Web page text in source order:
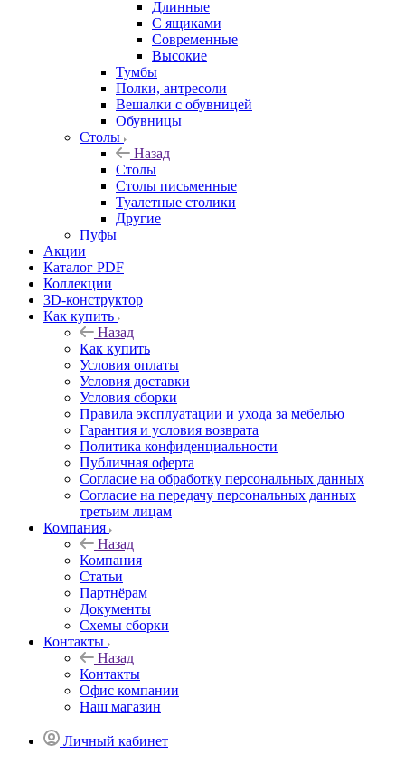
Длинные
С ящиками
Современные
Высокие
Тумбы
Полки, антресоли
Вешалки с обувницей
Обувницы
Столы
Назад
Столы
Столы письменные
Туалетные столики
Другие
Пуфы
Акции
Каталог PDF
Коллекции
3D-конструктор
Как купить
Назад
Как купить
Условия оплаты
Условия доставки
Условия сборки
Правила эксплуатации и ухода за мебелью
Гарантия и условия возврата
Политика конфиденциальности
Публичная оферта
Согласие на обработку персональных данных
Согласие на передачу персональных данных
третьим лицам
Компания
Назад
Компания
Статьи
Партнёрам
Документы
Схемы сборки
Контакты
Назад
Контакты
Офис компании
Наш магазин
Личный кабинет